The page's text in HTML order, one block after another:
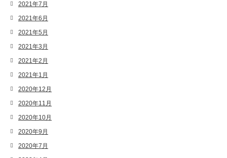
2021年7月
2021年6月
2021年5月
2021年3月
2021年2月
2021年1月
2020年12月
2020年11月
2020年10月
2020年9月
2020年7月